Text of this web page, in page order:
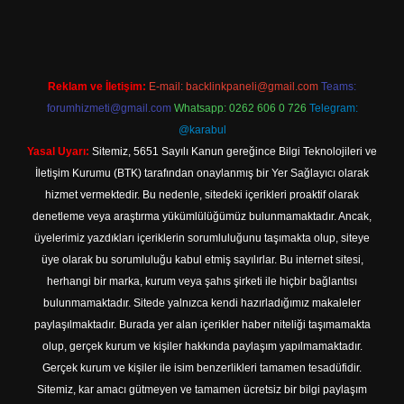
Reklam ve İletişim: E-mail: backlinkpaneli@gmail.com Teams:
forumhizmeti@gmail.com Whatsapp: 0262 606 0 726 Telegram:
@karabul
Yasal Uyarı: Sitemiz, 5651 Sayılı Kanun gereğince Bilgi Teknolojileri ve
İletişim Kurumu (BTK) tarafından onaylanmış bir Yer Sağlayıcı olarak
hizmet vermektedir. Bu nedenle, sitedeki içerikleri proaktif olarak
denetleme veya araştırma yükümlülüğümüz bulunmamaktadır. Ancak,
üyelerimiz yazdıkları içeriklerin sorumluluğunu taşımakta olup, siteye
üye olarak bu sorumluluğu kabul etmiş sayılırlar. Bu internet sitesi,
herhangi bir marka, kurum veya şahıs şirketi ile hiçbir bağlantısı
bulunmamaktadır. Sitede yalnızca kendi hazırladığımız makaleler
paylaşılmaktadır. Burada yer alan içerikler haber niteliği taşımamakta
olup, gerçek kurum ve kişiler hakkında paylaşım yapılmamaktadır.
Gerçek kurum ve kişiler ile isim benzerlikleri tamamen tesadüfidir.
Sitemiz, kar amacı gütmeyen ve tamamen ücretsiz bir bilgi paylaşım